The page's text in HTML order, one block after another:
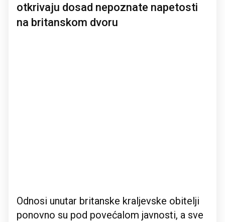
otkrivaju dosad nepoznate napetosti
na britanskom dvoru
Odnosi unutar britanske kraljevske obitelji
ponovno su pod povećalom javnosti, a sve